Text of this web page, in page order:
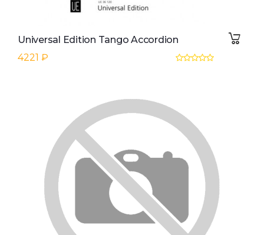
Universal Edition Tango Accordion
4221 ₽